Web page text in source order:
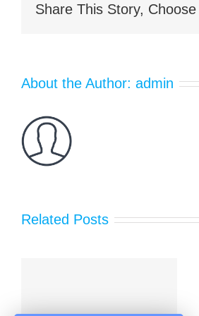
Share This Story,
About the Author: admin
Related Posts